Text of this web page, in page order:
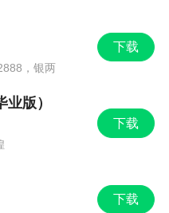
下载
，银两
下载
版）
下载